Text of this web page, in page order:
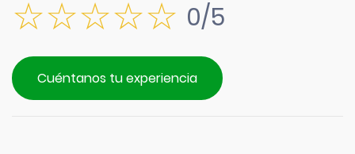
0/5
Cuéntanos tu experiencia